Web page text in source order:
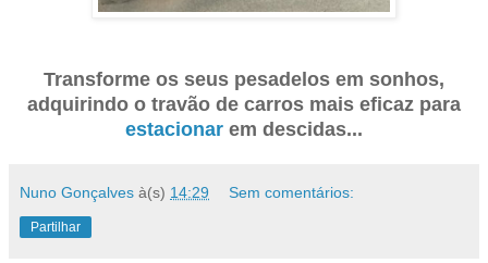
Transforme os seus pesadelos em sonhos,
adquirindo o travão de carros mais eficaz para
estacionar em descidas...
Nuno Gonçalves à(s) 14:29 Sem comentários:
Partilhar